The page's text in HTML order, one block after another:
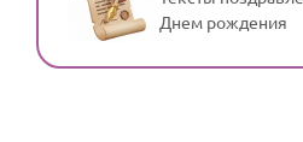
Днем рождения